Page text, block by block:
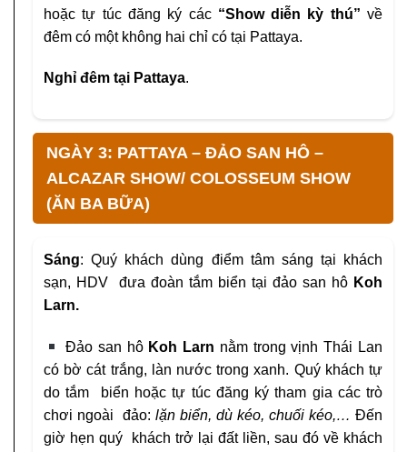
hoặc tự túc đăng ký các “Show diễn kỳ thú”về
đêm có một không hai chỉ có tại Pattaya.
Nghỉ đêm tại Pattaya.
NGÀY 3: PATTAYA – ĐẢO SAN HÔ –
ALCAZAR SHOW/ COLOSSEUM SHOW
(ĂN BA BỮA)
Sáng:Quý khách dùng điểm tâm sáng tại khách
sạn, HDV đưa đoàn tắm biển tại đảo san hô Koh
Larn.
Đảo san hô Koh Larn nằm trong vịnh Thái Lan
có bờ cát trắng, làn nước trong xanh. Quý khách tự
do tắm biển hoặc tự túc đăng ký tham gia các trò
chơi ngoài đảo: lặn biển, dù kéo, chuối kéo,… Đến
giờ hẹn quý khách trở lại đất liền, sau đó về khách